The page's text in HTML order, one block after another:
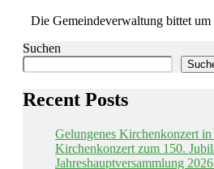
Die Gemeindeverwaltung bittet um
Suchen
Recent Posts
Gelungenes Kirchenkonzert
Kirchenkonzert zum 150.
Jahreshauptversammlung